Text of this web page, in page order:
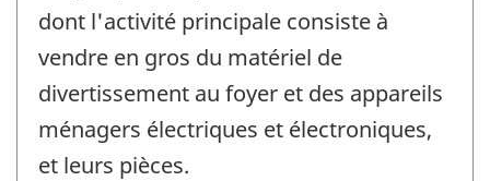
dont l'activité principale consiste à
vendre en gros du matériel de
divertissement au foyer et des appareils
ménagers électriques et électroniques,
et leurs pièces.